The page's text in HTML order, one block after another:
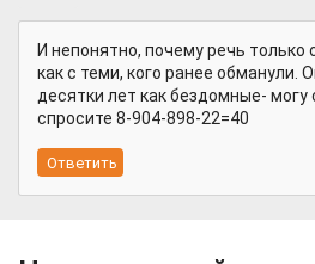
И непонятно, почему речь
как с теми, кого ранее обманули.
десятки лет как бездомные- могу
спросите 8-904-898-22=40